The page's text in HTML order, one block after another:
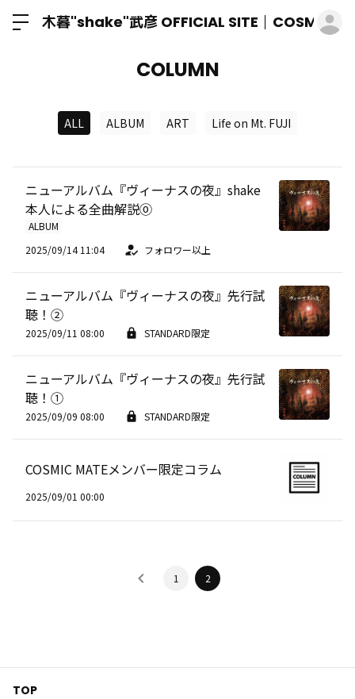
木暮"shake"武彦 OFFICIAL SITE│COSMIC
COLUMN
ALL ALBUM ART Life on Mt. FUJI
ニューアルバム『ヴィーナスの夜』shake
本人による全曲解説⓪
ALBUM
2025/09/14 11:04
フォロワー以上
ニューアルバム『ヴィーナスの夜』先行試
聴！②
2025/09/11 08:00 STANDARD限定
ニューアルバム『ヴィーナスの夜』先行試
聴！①
2025/09/09 08:00 STANDARD限定
COSMIC MATEメンバー限定コラム
2025/09/01 00:00
1 2
TOP